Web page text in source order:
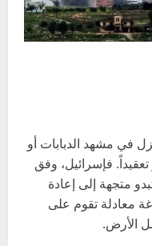
في مشهد الدبابات أو
فإسرائيل، وفق
متجهة إلى إعادة
معادلة تقوم على
الأرض.